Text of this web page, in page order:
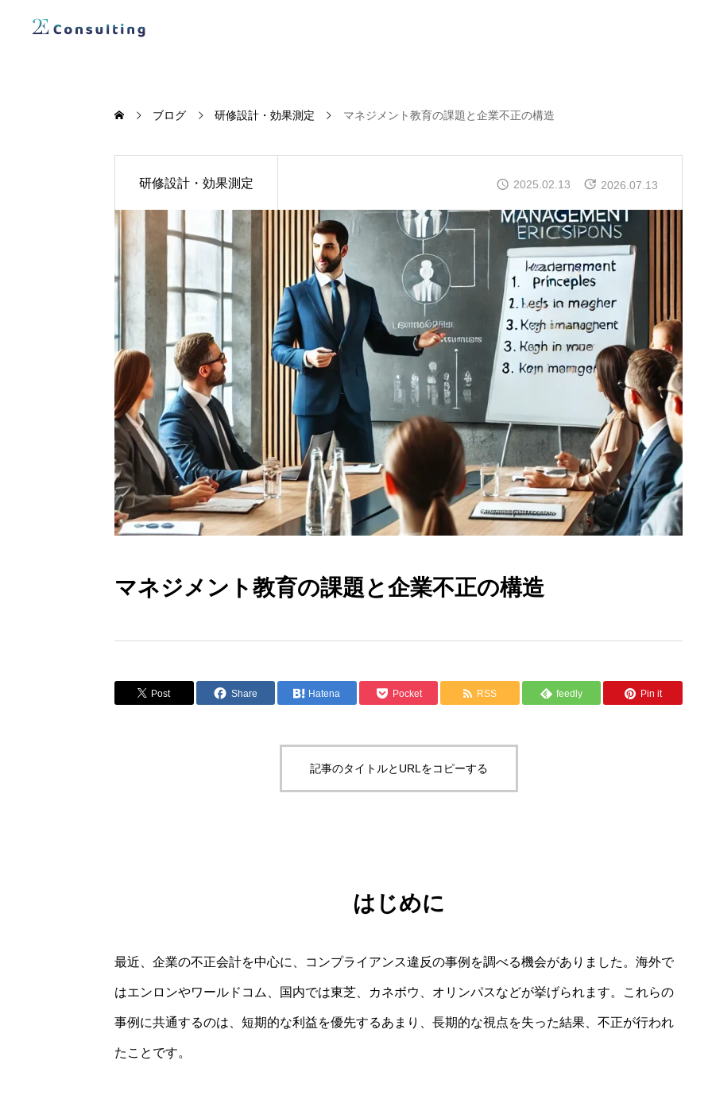
ブログ 研修設計・効果測定 マネジメント教育の課題と企業不正の構造
研修設計・効果測定 2025.02.13 2026.07.13
マネジメント教育の課題と企業不正の構造
Post Share Hatena Pocket RSS feedly Pin it
記事のタイトルとURLをコピーする
はじめに
最近、企業の不正会計を中心に、コンプライアンス違反の事例を調べる機会がありました。海外で
はエンロンやワールドコム、国内では東芝、カネボウ、オリンパスなどが挙げられます。これらの
事例に共通するのは、短期的な利益を優先するあまり、長期的な視点を失った結果、不正が行われ
たことです。
基盤力